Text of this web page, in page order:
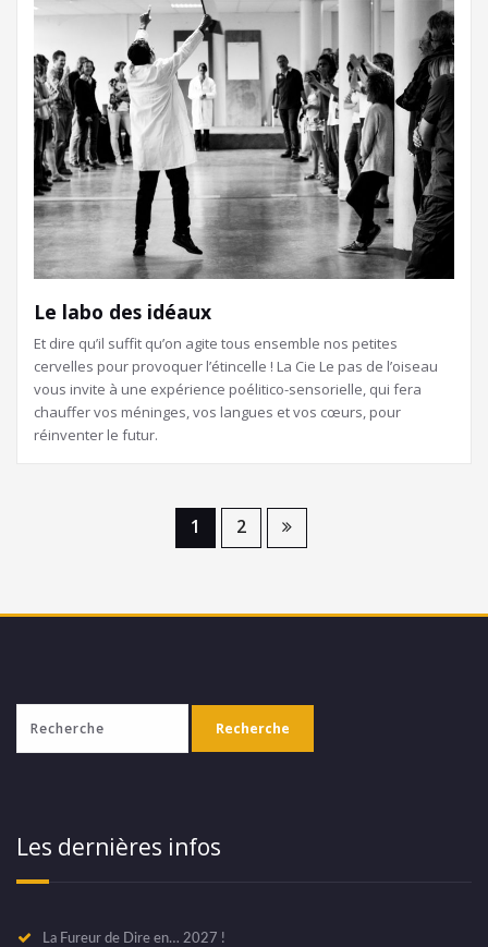
Le labo des idéaux
Et dire qu’il suffit qu’on agite tous ensemble nos petites
cervelles pour provoquer l’étincelle ! La Cie Le pas de l’oiseau
vous invite à une expérience poélitico-sensorielle, qui fera
chauffer vos méninges, vos langues et vos cœurs, pour
réinventer le futur.
1 2
Les dernières infos
La Fureur de Dire en… 2027 !